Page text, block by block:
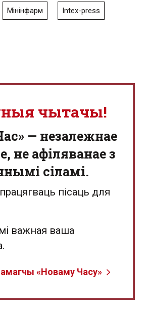
Мінінфарм Intex-press
чытачы!
— незалежнае
не афіляванае з
сіламі.
пісаць для
важная ваша
«Новаму Часу»